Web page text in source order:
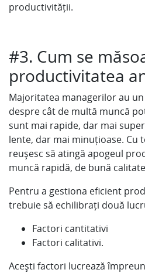
productivității.
#3. Cum se
productivitatea
Majoritatea managerilor au
despre cât de multă muncă
sunt mai rapide, dar mai
lente, dar mai minuțioase. Cu
reușesc să atingă apogeul
muncă rapidă, de bună
Pentru a gestiona eficient
trebuie să echilibrați două
Factori cantitativi
Factori calitativi.
Acești factori lucrează